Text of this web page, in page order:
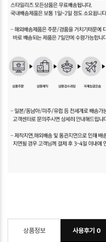
상품정보 사용후기 0